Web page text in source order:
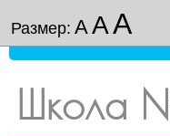
Размер: ААА
Школа